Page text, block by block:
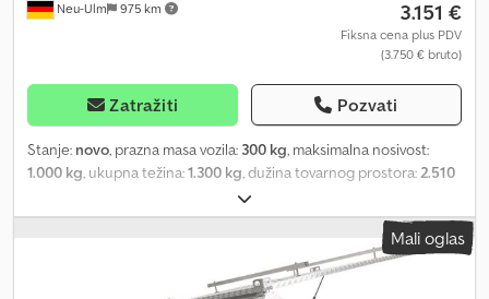
Neu-Ulm 975 km 3.151 €
Fiksna cena plus PDV
(3.750 € bruto)
Zatražiti Pozvati
Stanje: novo, prazna masa vozila: 300 kg, maksimalna nosivost:
1.000 kg, ukupna težina:1.300 kg, dužina tovarnog prostora:2.510
1.310 mm
650 mm, zapremina tovarnog prostora:2,3 m³, boja:ostalo,
, Proizvođač:
Humbaur Tip: Niskopodna prikolica Alu HA 132513-5 Dozvoljena
ukupna masa: 1.300 kg Nosivost: 1.000 kg Sopstvena masa: 300 kg
Mali oglas